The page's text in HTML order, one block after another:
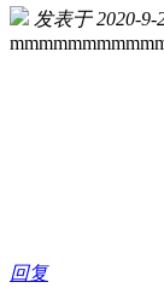
发表于 2020-9-
回复